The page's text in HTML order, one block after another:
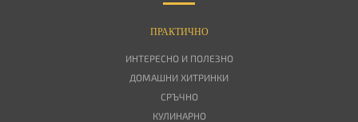
ПРАКТИЧНО
ИНТЕРЕСНО И ПОЛЕЗНО
ДОМАШНИ ХИТРИНКИ
СРЪЧНО
КУЛИНАРНО